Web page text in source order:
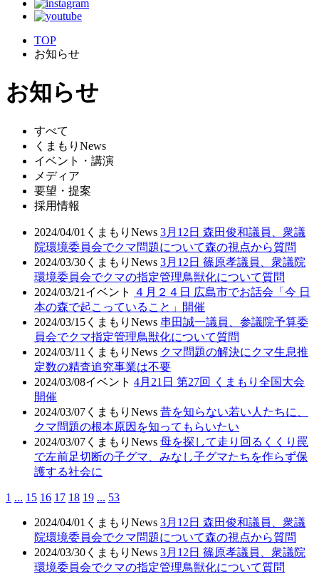
TOP
お知らせ
お知らせ
すべて
くまもりNews
イベント・講演
メディア
要望・提案
採用情報
2024/04/01 くまもりNews 3月12日 森田俊和議員、衆議
院環境委員会でクマ問題について森の視点から質問
2024/03/30 くまもりNews 3月12日 篠原孝議員、衆議院
環境委員会でクマの指定管理鳥獣化について質問
2024/03/21 イベント
４月２４日 広島市でお話会「今 日
本の森で起こっていること」開催
2024/03/15 くまもりNews 串田誠一議員、参議院予算委
員会でクマ指定管理鳥獣化について質問
2024/03/11 くまもりNews クマ問題の解決にクマ生息推
定数の精査追究事業は不要
2024/03/08イベント 4月21日 第27回 くまもり全国大会
開催
2024/03/07 くまもりNews 昔を知らない若い人たちに、
クマ問題の根本原因を知ってもらいたい
2024/03/07 くまもりNews 母を探して走り回るくくり罠
で左前足切断の子グマ、みなし子グマたちを作らず保
護する社会に
1 ... 15 16 17 18 19 ... 53
2024/04/01 くまもりNews 3月12日 森田俊和議員、衆議
院環境委員会でクマ問題について森の視点から質問
2024/03/30 くまもりNews 3月12日 篠原孝議員、衆議院
環境委員会でクマの指定管理鳥獣化について質問